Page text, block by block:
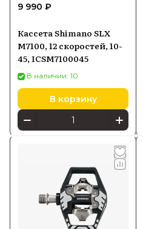
9 990 ₽
Кассета Shimano SLX
M7100, 12 скоростей, 10-
45, ICSM7100045
В наличии: 10
В корзину